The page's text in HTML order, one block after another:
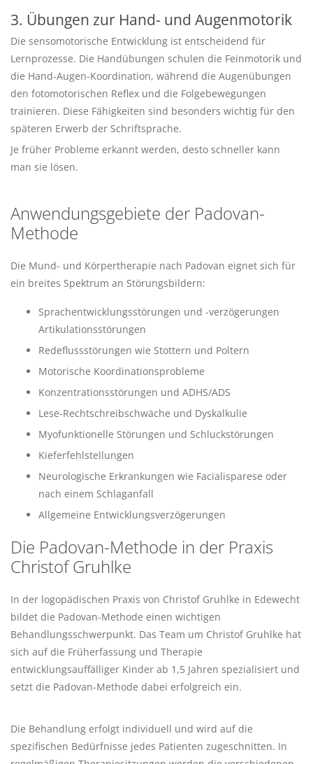
3. Übungen zur Hand- und Augenmotorik
Die sensomotorische Entwicklung ist entscheidend für
Lernprozesse. Die Handübungen schulen die Feinmotorik und
die Hand-Augen-Koordination, während die Augenübungen
den fotomotorischen Reflex und die Folgebewegungen
trainieren. Diese Fähigkeiten sind besonders wichtig für den
späteren Erwerb der Schriftsprache.
Je früher Probleme erkannt werden, desto schneller kann
man sie lösen.
Anwendungsgebiete der Padovan-
Methode
Die Mund- und Körpertherapie nach Padovan eignet sich für
ein breites Spektrum an Störungsbildern:
Sprachentwicklungsstörungen und -verzögerungen
Artikulationsstörungen
Redeflussstörungen wie Stottern und Poltern
Motorische Koordinationsprobleme
Konzentrationsstörungen und ADHS/ADS
Lese-Rechtschreibschwäche und Dyskalkulie
Myofunktionelle Störungen und Schluckstörungen
Kieferfehlstellungen
Neurologische Erkrankungen wie Facialisparese oder
nach einem Schlaganfall
Allgemeine Entwicklungsverzögerungen
Die Padovan-Methode in der Praxis
Christof Gruhlke
In der logopädischen Praxis von Christof Gruhlke in Edewecht
bildet die Padovan-Methode einen wichtigen
Behandlungsschwerpunkt. Das Team um Christof Gruhlke hat
sich auf die Früherfassung und Therapie
entwicklungsauffälliger Kinder ab 1,5 Jahren spezialisiert und
setzt die Padovan-Methode dabei erfolgreich ein.
Die Behandlung erfolgt individuell und wird auf die
spezifischen Bedürfnisse jedes Patienten zugeschnitten. In